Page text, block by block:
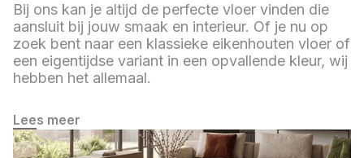
Bij ons kan je altijd de perfecte vloer vinden die
aansluit bij jouw smaak en interieur. Of je nu op
zoek bent naar een klassieke eikenhouten vloer of
een eigentijdse variant in een opvallende kleur, wij
hebben het allemaal.
Lees meer